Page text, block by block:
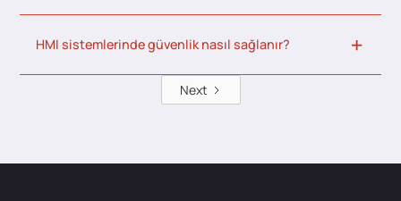
HMI sistemlerinde güvenlik nasıl sağlanır?
Next